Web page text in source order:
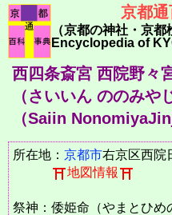
京都
（京都の神社・京都
Encyclopedia of
西四条斎宮 西院野々
（さいいん ののみや
（Saiin
所在地： 京都市右京区西
地図情報
祭神：倭姫命（やまとひめ